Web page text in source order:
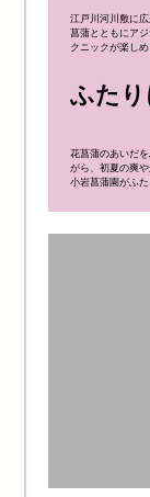
江戸川河川敷に
菖蒲とともにア
クニックが楽しめ
ふた
花菖蒲のあいだ
がら、初夏の爽
小岩菖蒲園がふ